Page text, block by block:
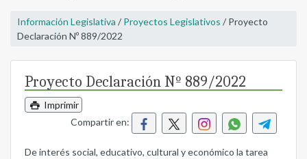
Información Legislativa / Proyectos Legislativos / Proyecto
Declaración Nº 889/2022
Proyecto Declaración Nº 889/2022
Imprimir
Compartir en:
De interés social, educativo, cultural y económico la tarea